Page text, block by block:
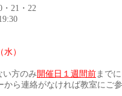
21・22
水）
方のみ開催日１週間前まで
ら連絡がなければ教室にご参